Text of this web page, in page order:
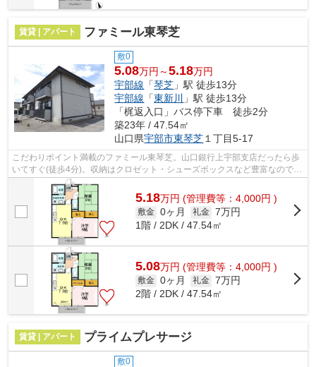
賃貸 | アパート ファミール東琴芝
敷0
5.08万円～5.18万円
宇部線 「琴芝 」駅 徒歩13分
宇部線 「東新川
」駅 徒歩13分
「梶返入口」バス停下車 徒歩2分
築23年 / 47.54㎡
山口県宇部市東琴芝 １丁目5-17
こだわりポイント満載のファミール東琴芝。山口銀行上宇部支店だったら歩
いてすぐ(徒歩4分)。収納はクロゼット・シューズボックスなど豊富なので、
広々と空間を利用することも可能です...
5.18万円 (管理費等：4,000円 )
敷金 0ヶ月 礼金 7万円
1階 / 2DK / 47.54㎡
5.08万円 (管理費等：4,000円 )
敷金 0ヶ月 礼金 7万円
2階 / 2DK / 47.54㎡
賃貸 | アパート プライムプレサージ
敷0